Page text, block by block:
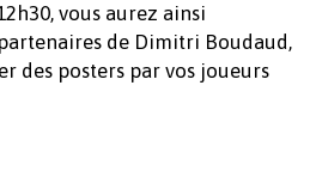
vous aurez ainsi
de Dimitri Boudaud,
des posters par vos joueurs